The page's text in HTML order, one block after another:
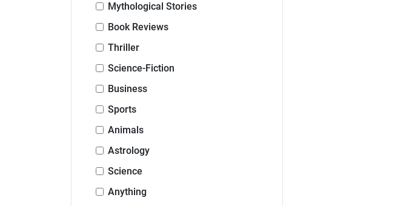
Mythological Stories
Book Reviews
Thriller
Science-Fiction
Business
Sports
Animals
Astrology
Science
Anything